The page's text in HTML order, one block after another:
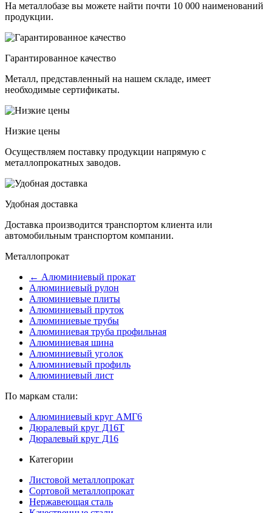
На металлобазе вы можете найти почти 10 000 наименований
продукции.
Гарантированное качество
Металл, представленный на нашем складе, имеет
необходимые сертификаты.
Низкие цены
Осуществляем поставку продукции напрямую с
металлопрокатных заводов.
Удобная доставка
Доставка производится транспортом клиента или
автомобильным транспортом компании.
Металлопрокат
← Алюминиевый прокат
Алюминиевый рулон
Алюминиевые плиты
Алюминиевый пруток
Алюминиевые трубы
Алюминиевая труба профильная
Алюминиевая шина
Алюминиевый уголок
Алюминиевый профиль
Алюминиевый лист
По маркам стали:
Алюминиевый круг АМГ6
Дюралевый круг Д16Т
Дюралевый круг Д16
Категории
Листовой металлопрокат
Сортовой металлопрокат
Нержавеющая сталь